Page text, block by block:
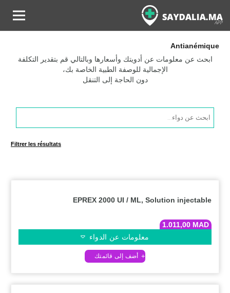
Antianémique
ابحث عن معلومات عن أدويتك وأسعارها وبالتالي قم بتقدير التكلفة
الإجمالية للوصفة الطبية الخاصة بك،
دون الحاجة إلى التنقل
Products
search
Filtrer les résultats
EPREX 2000 UI / ML, Solution injectable
1.011,00 MAD
معلومات عن الدواء